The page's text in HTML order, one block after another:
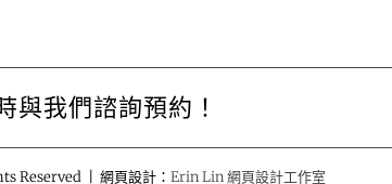
與我們諮詢預約！
Reserved | 網頁設計： Erin Lin 網頁設計工作室